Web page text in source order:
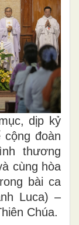
dịp kỷ
đoàn
thương
cùng hòa
bài ca
Luca) –
Chúa.